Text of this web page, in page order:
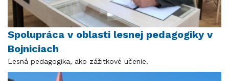
Spolupráca v oblasti lesnej pedagogiky v
Bojniciach
Lesná pedagogika, ako zážitkové učenie.